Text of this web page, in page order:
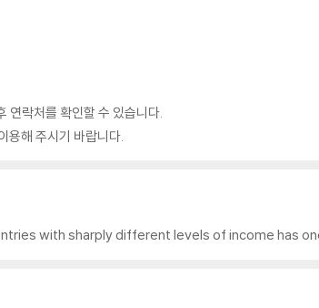
연락처를 확인할 수 있습니다.
용해 주시기 바랍니다.
with sharply different levels of income has